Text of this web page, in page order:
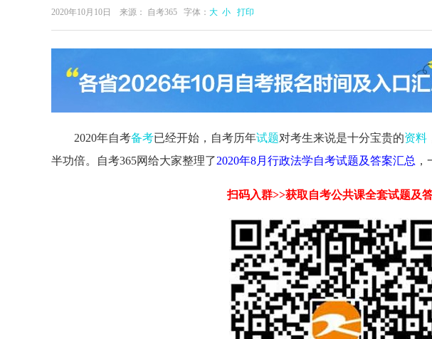
2020年10月10日 来源： 自考365 字体： 大 小 打印
2020年自考备考已经开始，自考历年试题对考生来说是十分宝贵的资料
半功倍。自考365网给大家整理了2020年8月行政法学自考试题及答案汇总
扫码入群>>获取自考公共课全套试题及